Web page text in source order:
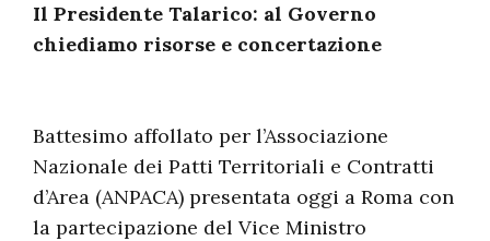
Il Presidente Talarico: al Governo
chiediamo risorse e concertazione
Battesimo affollato per l’Associazione
Nazionale dei Patti Territoriali e Contratti
d’Area (ANPACA) presentata oggi a Roma con
la partecipazione del Vice Ministro